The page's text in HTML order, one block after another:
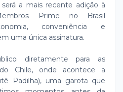
a mais recente adição à
Prime no Brasil
conveniência e
uma única assinatura.
diretamente para as
Chile, onde acontece a
Padilha), uma garota que